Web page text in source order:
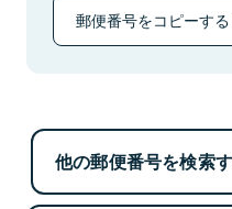
郵便番号をコピーする
他の郵便番号を検索